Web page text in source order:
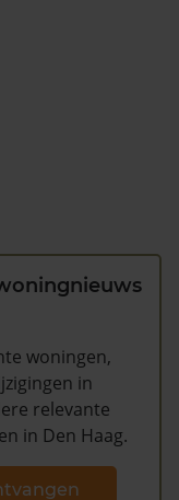
woningen,
in
relevante
in Den Haag.